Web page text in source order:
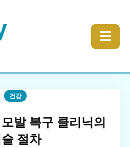
☰
건강
발 복구 클리닉의
절차